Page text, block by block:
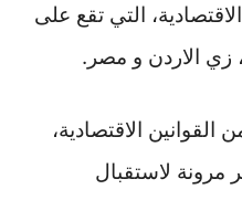
التي تقع على
زي الاردن و مصر.
الاقتصادية،
مرونة لاستقبال